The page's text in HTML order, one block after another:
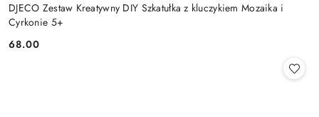
DJECO Zestaw Kreatywny DIY Szkatułka z kluczykiem Mozaika i
Cyrkonie 5+
Cena:
68.00